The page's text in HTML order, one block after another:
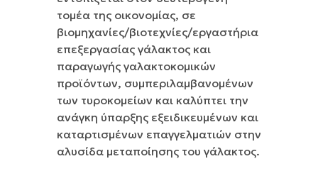
τομέα της οικονομίας, σε
βιομηχανίες/βιοτεχνίες/εργαστήρια
επεξεργασίας γάλακτος και
παραγωγής γαλακτοκομικών
προϊόντων, συμπεριλαμβανομένων
των τυροκομείων και καλύπτει την
ανάγκη ύπαρξης εξειδικευμένων και
καταρτισμένων επαγγελματιών στην
αλυσίδα μεταποίησης του γάλακτος.